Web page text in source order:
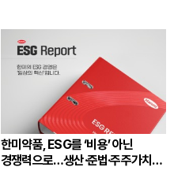
한미약품, ESG를 ‘비용’ 아닌
경쟁력으로…생산·준법·주주가치